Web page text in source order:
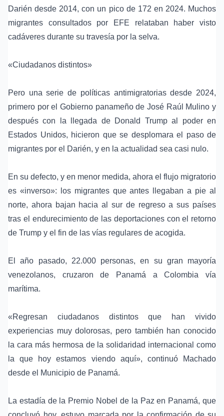
Darién desde 2014, con un pico de 172 en 2024. Muchos
migrantes consultados por EFE relataban haber visto
cadáveres durante su travesía por la selva.
«Ciudadanos distintos»
Pero una serie de políticas antimigratorias desde 2024,
primero por el Gobierno panameño de José Raúl Mulino y
después con la llegada de Donald Trumpal poder en
Estados Unidos, hicieron que se desplomara el paso de
migrantes por el Darién, y en la actualidad sea casi nulo.
En su defecto, y en menor medida, ahora el flujo migratorio
es «inverso»: los migrantes que antes llegaban a pie al
norte, ahora bajan hacia al sur de regreso a sus países
tras el endurecimiento de las deportaciones con el retorno
de Trump y el fin de las vías regulares de acogida.
El año pasado, 22.000 personas, en su gran mayoría
venezolanos, cruzaron de Panamá a Colombia vía
marítima.
«Regresan ciudadanos distintos que han vivido
experiencias muy dolorosas, pero también han conocido
la cara más hermosa de la solidaridad internacional como
la que hoy estamos viendo aquí», continuó Machado
desde el Municipio de Panamá.
La estadía de la Premio Nobel de la Paz en Panamá, que